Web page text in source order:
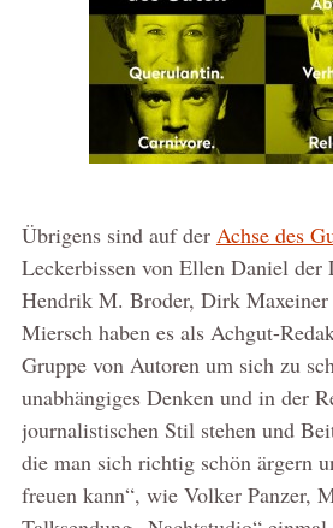
Übrigens sind auf der Achse des
Leckerbissen von Ellen Daniel der
Hendrik M. Broder, Dirk
Miersch haben es als Achgut-
Gruppe von Autoren um sich zu
unabhängiges Denken und in der
journalistischen Stil stehen und
die man sich richtig schön ärgern
freuen kann“, wie Volker Panzer,